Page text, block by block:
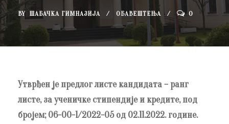
BY ШАБАЧКА ГИМНАЗИЈА ОБАВЕШТЕЊА 0
Утврђен је предлог листе кандидата – ранг
листе, за ученичке стипендије и кредите, под
бројем; 06-00-1/2022-05 од 02.11.2022. године.